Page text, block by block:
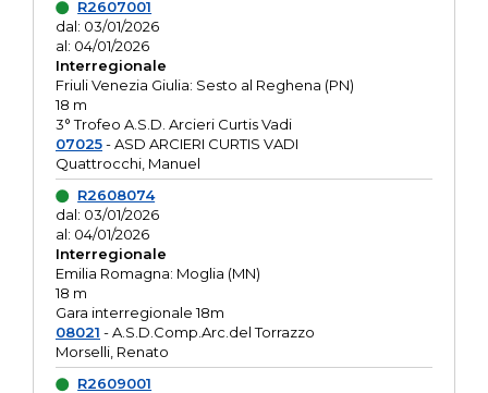
R2607001
dal: 03/01/2026
al: 04/01/2026
Interregionale
Friuli Venezia Giulia: Sesto al Reghena (PN)
18 m
3° Trofeo A.S.D. Arcieri Curtis Vadi
07025- ASD ARCIERI CURTIS VADI
Quattrocchi, Manuel
R2608074
dal: 03/01/2026
al: 04/01/2026
Interregionale
Emilia Romagna: Moglia (MN)
18 m
Gara interregionale 18m
08021 - A.S.D.Comp.Arc.del Torrazzo
Morselli, Renato
R2609001